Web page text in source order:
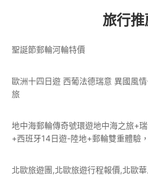
旅行推
聖誕節郵輪河輪特價
歐洲十四日遊 西葡法德瑞意 異國風
旅
地中海郵輪傳奇號環遊地中海之旅+
+西班牙14日遊-陸地+郵輪雙重體驗
北歐旅遊團,北歐旅遊行程報價,北歐